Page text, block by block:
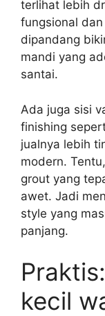
terlihat lebih
fungsional
dipandang
mandi yang
santai.
Ada juga sisi
finishing
jualnya lebih
modern.
grout yang
awet. Jadi
style yang
panjang.
kecil